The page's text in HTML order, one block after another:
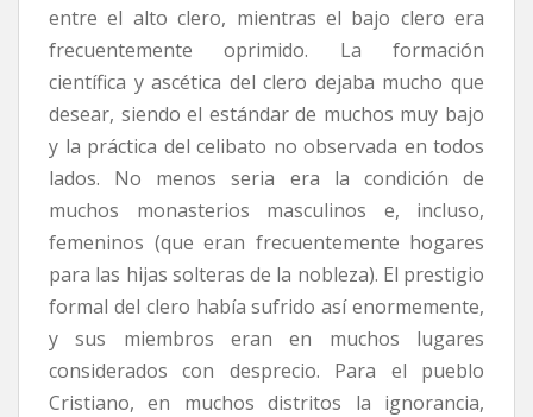
entre el alto clero, mientras el bajo clero era
frecuentemente oprimido. La formación
científica y ascética del clero dejaba mucho que
desear, siendo el estándar de muchos muy bajo
y la práctica del celibato no observada en todos
lados. No menos seria era la condición de
muchos monasterios masculinos e, incluso,
femeninos (que eran frecuentemente hogares
para las hijas solteras de la nobleza). El prestigio
formal del clero había sufrido así enormemente,
y sus miembros eran en muchos lugares
considerados con desprecio. Para el pueblo
Cristiano, en muchos distritos la ignorancia,